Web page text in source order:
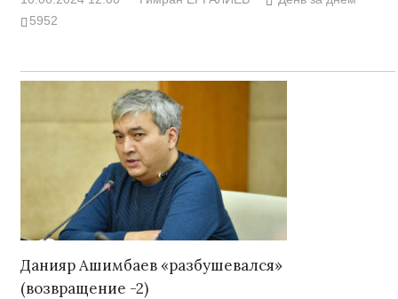
5952
Данияр Ашимбаев «разбушевался»
(возвращение -2)